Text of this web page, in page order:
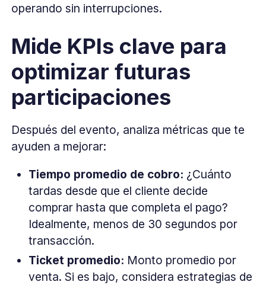
operando sin interrupciones.
Mide KPIs clave para
optimizar futuras
participaciones
Después del evento, analiza métricas que te
ayuden a mejorar:
Tiempo promedio de cobro: ¿Cuánto
tardas desde que el cliente decide
comprar hasta que completa el pago?
Idealmente, menos de 30 segundos por
transacción.
Ticket promedio: Monto promedio por
venta. Si es bajo, considera estrategias de